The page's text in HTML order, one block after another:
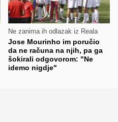
Ne zanima ih odlazak iz Reala
Jose Mourinho im poručio
da ne računa na njih, pa ga
šokirali odgovorom: "Ne
idemo nigdje"